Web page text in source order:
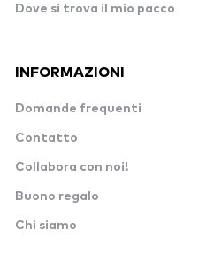
Dove si trova il mio pacco
INFORMAZIONI
Domande frequenti
Contatto
Collabora con noi!
Buono regalo
Chi siamo